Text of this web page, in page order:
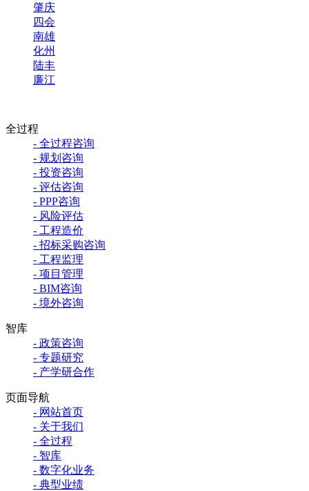
肇庆
四会
南雄
化州
陆丰
廉江
全过程
- 全过程咨询
- 规划咨询
- 投资咨询
- 评估咨询
- PPP咨询
- 风险评估
- 工程造价
- 招标采购咨询
- 工程监理
- 项目管理
- BIM咨询
- 境外咨询
智库
- 政策咨询
- 专题研究
- 产学研合作
页面导航
- 网站首页
- 关于我们
- 全过程
- 智库
- 数字化业务
- 典型业绩